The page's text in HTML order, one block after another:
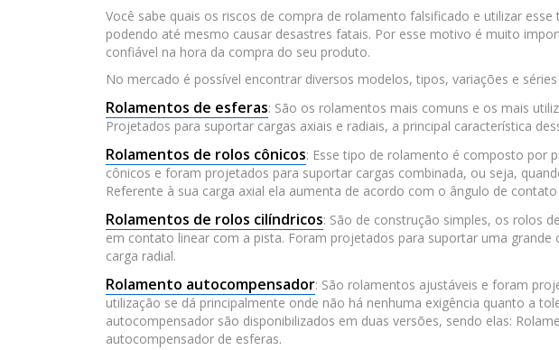
Você sabe quais os riscos de compra de rolamento falsificado e utilizar
podendo até mesmo causar desastres fatais. Por esse motivo é muito
confiável na hora da compra do seu produto.
No mercado é possível encontrar diversos modelos, tipos, variações e
Rolamentos de esferas: São os rolamentos mais comuns e os mais
Projetados para suportar cargas axiais e radiais, a principal característica
Rolamentos de rolos cônicos: Esse tipo de rolamento é composto por
cônicos e foram projetados para suportar cargas combinada, ou seja,
Referente à sua carga axial ela aumenta de acordo com o ângulo de
Rolamentos de rolos cilíndricos: São de construção simples, os rolos
em contato linear com a pista. Foram projetados para suportar uma grande
carga radial.
Rolamento autocompensador: São rolamentos ajustáveis e foram
utilização se dá principalmente onde não há nenhuma exigência quanto a
autocompensador são disponibilizados em duas versões, sendo elas:
autocompensador de esferas.